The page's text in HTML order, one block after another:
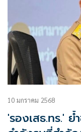
10 มกราคม 2568
'รองเสธ.ทร.' ย้